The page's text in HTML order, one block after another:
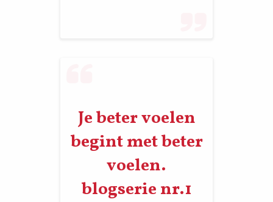
Je beter voelen
begint met beter
voelen.
blogserie nr.1